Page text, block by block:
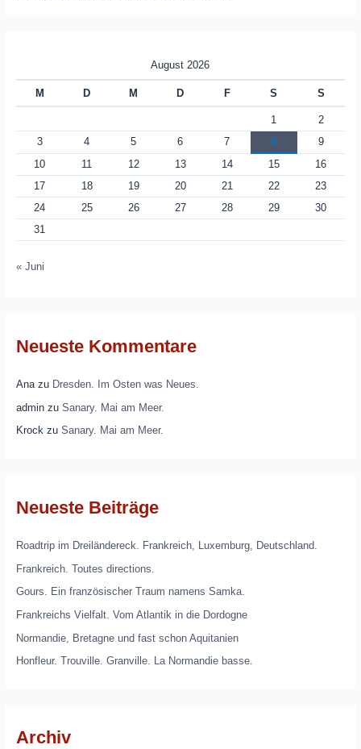
August 2026
M D M D F S S
1
2
3
4 5 6 7 8
9
10
11 12 13 14 15
16
17
18 19 20 21 22
23
24
25 26 27 28 29
30
31
« Juni
Neueste Kommentare
Anazu Dresden. Im Osten was Neues.
adminzu Sanary. Mai am Meer.
Krockzu Sanary. Mai am Meer.
Neueste Beiträge
Roadtrip im Dreiländereck. Frankreich, Luxemburg, Deutschland.
Frankreich. Toutes directions.
Gours. Ein französischer Traum namens Samka.
Frankreichs Vielfalt. Vom Atlantik in die Dordogne
Normandie, Bretagne und fast schon Aquitanien
Honfleur. Trouville. Granville. La Normandie basse.
Archiv